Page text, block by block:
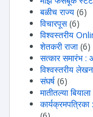
बळीच राज्य (6)
विचारपूस (6)
विश्वस्तरीय
शेतकरी राजा (6)
सत्कार समारंभ :
विश्वस्तरीय
संघर्ष (6)
मातीतल्या बियाला